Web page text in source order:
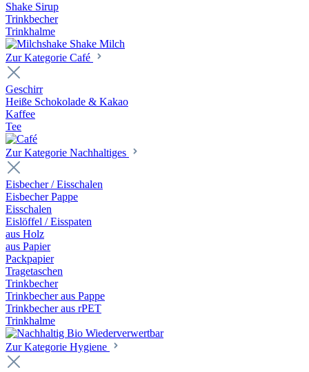
Shake Sirup
Trinkbecher
Trinkhalme
Zur Kategorie Café
Geschirr
Heiße Schokolade & Kakao
Kaffee
Tee
Zur Kategorie Nachhaltiges
Eisbecher / Eisschalen
Eisbecher Pappe
Eisschalen
Eislöffel / Eisspaten
aus Holz
aus Papier
Packpapier
Tragetaschen
Trinkbecher
Trinkbecher aus Pappe
Trinkbecher aus rPET
Trinkhalme
Zur Kategorie Hygiene